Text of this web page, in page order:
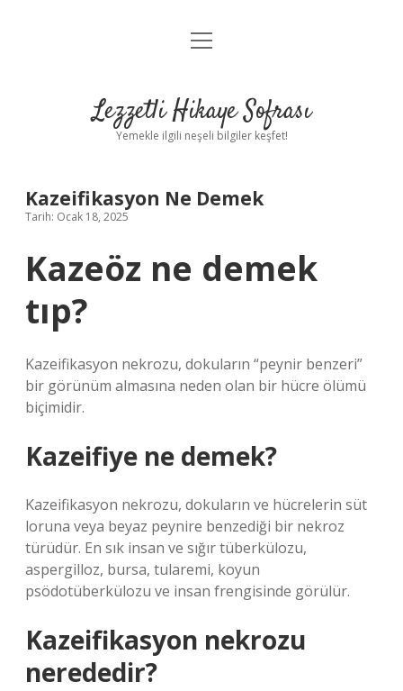
Anasayfa
Yasal Uyarı
menüyü
Lezzetli Hikaye Sofrası
Yemekle ilgili neşeli bilgiler keşfet!
Kazeifikasyon Ne Demek
Tarih: Ocak 18, 2025
Kazeöz ne demek
tıp?
Kazeifikasyon nekrozu, dokuların “peynir benzeri”
bir görünüm almasına neden olan bir hücre ölümü
biçimidir.
Kazeifiye ne demek?
Kazeifikasyon nekrozu, dokuların ve hücrelerin süt
loruna veya beyaz peynire benzediği bir nekroz
türüdür. En sık insan ve sığır tüberkülozu,
aspergilloz, bursa, tularemi, koyun
psödotüberkülozu ve insan frengisinde görülür.
Kazeifikasyon nekrozu
nerededir?